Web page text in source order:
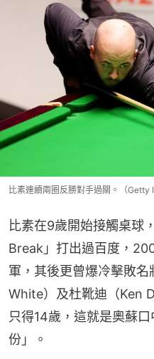
比素連續兩圈反勝對手過關。（Getty
比素在9歲開始接觸桌球
Break」打出過百度，
軍，其後更曾爆冷擊敗
White）及杜靴迪（Ken
只得14歲，這就是奧蘇
份」。